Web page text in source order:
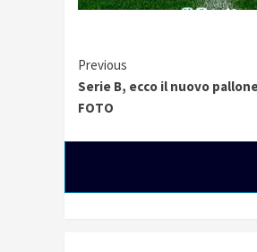
Continue
Reading
Previous
Serie B, ecco il nuovo
FOTO
0:01 / 0:25